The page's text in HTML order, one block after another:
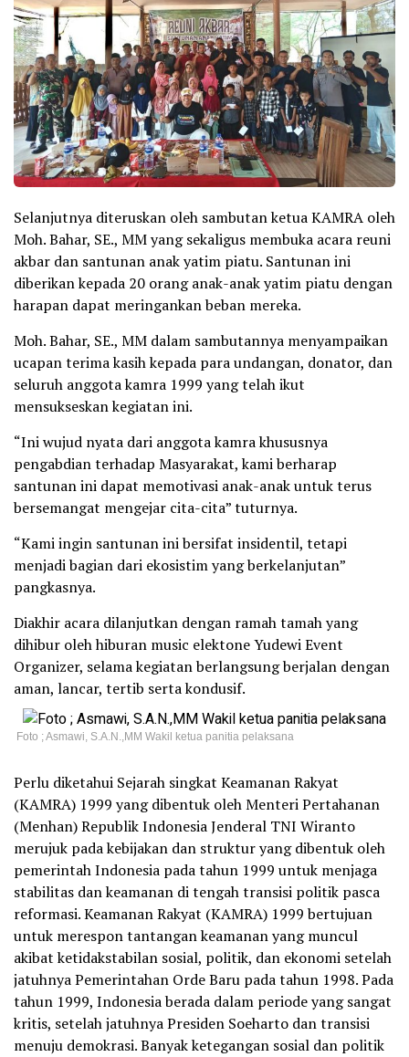
Selanjutnya diteruskan oleh sambutan ketua KAMRA oleh
Moh. Bahar, SE., MM yang sekaligus membuka acara reuni
akbar dan santunan anak yatim piatu. Santunan ini
diberikan kepada 20 orang anak-anak yatim piatu dengan
harapan dapat meringankan beban mereka.
Moh. Bahar, SE., MM dalam sambutannya menyampaikan
ucapan terima kasih kepada para undangan, donator, dan
seluruh anggota kamra 1999 yang telah ikut
mensukseskan kegiatan ini.
“Ini wujud nyata dari anggota kamra khususnya
pengabdian terhadap Masyarakat, kami berharap
santunan ini dapat memotivasi anak-anak untuk terus
bersemangat mengejar cita-cita” tuturnya.
“Kami ingin santunan ini bersifat insidentil, tetapi
menjadi bagian dari ekosistim yang berkelanjutan”
pangkasnya.
Diakhir acara dilanjutkan dengan ramah tamah yang
dihibur oleh hiburan music elektone Yudewi Event
Organizer, selama kegiatan berlangsung berjalan dengan
aman, lancar, tertib serta kondusif.
Foto ; Asmawi, S.A.N.,MM Wakil ketua panitia pelaksana
Perlu diketahui Sejarah singkat Keamanan Rakyat
(KAMRA) 1999 yang dibentuk oleh Menteri Pertahanan
(Menhan) Republik Indonesia Jenderal TNI Wiranto
merujuk pada kebijakan dan struktur yang dibentuk oleh
pemerintah Indonesia pada tahun 1999 untuk menjaga
stabilitas dan keamanan di tengah transisi politik pasca
reformasi. Keamanan Rakyat (KAMRA) 1999 bertujuan
untuk merespon tantangan keamanan yang muncul
akibat ketidakstabilan sosial, politik, dan ekonomi setelah
jatuhnya Pemerintahan Orde Baru pada tahun 1998. Pada
tahun 1999, Indonesia berada dalam periode yang sangat
kritis, setelah jatuhnya Presiden Soeharto dan transisi
menuju demokrasi. Banyak ketegangan sosial dan politik